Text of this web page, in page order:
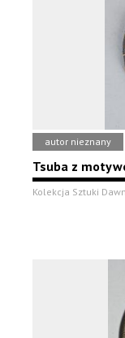
autor nieznany
Tsuba z
Kolekcja Sztuki